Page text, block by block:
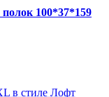
100*37*159